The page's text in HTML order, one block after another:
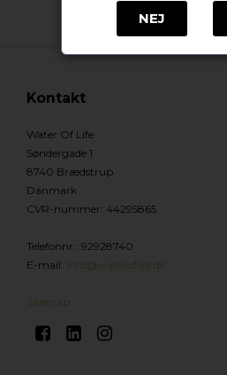
Kontakt
Water Of Life
Søndergade 1
8740 Brædstrup
Danmark
CVR-nummer: 44295865
Telefonnr. : 92928740
E-mail: Info@wateroflife.dk
Sitemap
NEJ